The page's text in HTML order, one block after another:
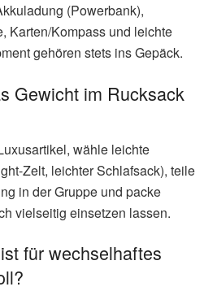
(Powerbank),
Karten/Kompass und leichte
gehören stets ins Gepäck.
Gewicht im Rucksack
wähle leichte
Zelt, leichter Schlafsack), teile
in der Gruppe und packe
vielseitig einsetzen lassen.
für wechselhaftes